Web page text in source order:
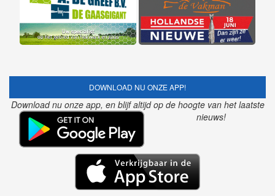
DOWNLOAD NU ONZE APP!
Download nu onze app, en blijf altijd op de hoogte van het laatste
nieuws!